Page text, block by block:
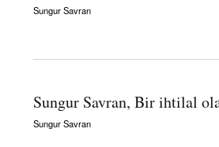
Sungur Savran
Sungur Savran, Bir ihtilal
Sungur Savran